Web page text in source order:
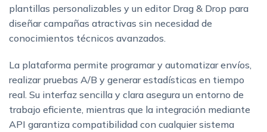
plantillas personalizables y un editor Drag & Drop para
diseñar campañas atractivas sin necesidad de
conocimientos técnicos avanzados.
La plataforma permite programar y automatizar envíos,
realizar pruebas A/B y generar estadísticas en tiempo
real. Su interfaz sencilla y clara asegura un entorno de
trabajo eficiente, mientras que la integración mediante
API garantiza compatibilidad con cualquier sistema